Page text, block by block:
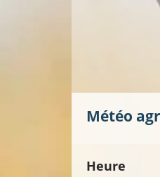
Météo
Heure